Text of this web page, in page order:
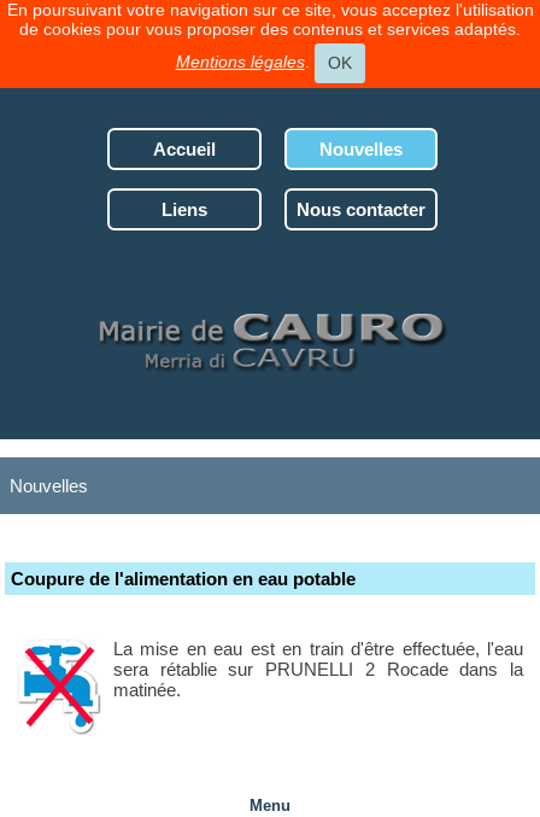
En poursuivant votre navigation sur ce site, vous acceptez l'utilisation
de cookies pour vous proposer des contenus et services adaptés.
Mentions légales. OK
Accueil Nouvelles
Liens Nous contacter
Nouvelles
Coupure de l'alimentation en eau potable
La mise en eau est en train d'être effectuée, l'eau
sera rétablie sur PRUNELLI 2 Rocade dans la
matinée.
Menu